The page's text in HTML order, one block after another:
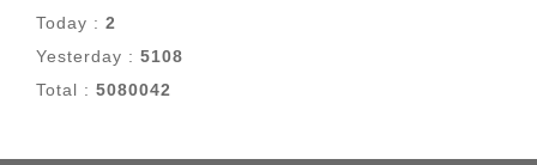
Today : 2
Yesterday : 5108
Total : 5080042